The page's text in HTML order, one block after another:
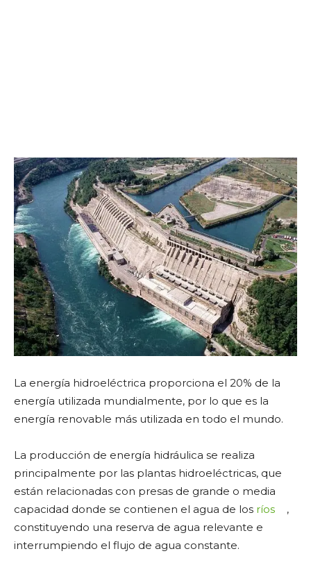
La energía hidroeléctrica proporciona el 20% de la
energía utilizada mundialmente, por lo que es la
energía renovable más utilizada en todo el mundo.
La producción de energía hidráulica se realiza
principalmente por las plantas hidroeléctricas, que
están relacionadas con presas de grande o media
capacidad donde se contienen el agua de los ríos
,
constituyendo una reserva de agua relevante e
interrumpiendo el flujo de agua constante.